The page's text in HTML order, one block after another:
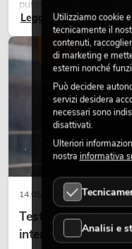
puramente nostalgico,
in modo consapevole:
scene e può rendere
Leggi ora
14.05.2026
Teste mobili
intemperie per
LUCE
Utilizziamo cookie
tecnicamente il
contenuti,
di marketing e
esterni nonché
Può decidere
servizi desidera
necessari sono
disattivati.
Ulteriori
nostra informativa
Analisi e